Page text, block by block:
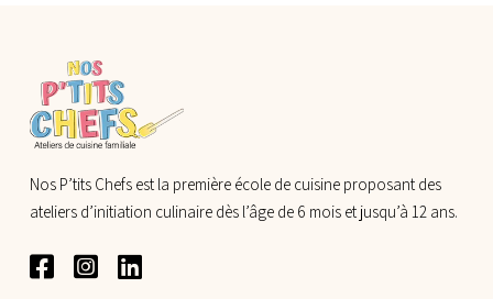
Nos P’tits Chefs est la première école de cuisine proposant des
ateliers d’initiation culinaire dès l’âge de 6 mois et jusqu’à 12 ans.